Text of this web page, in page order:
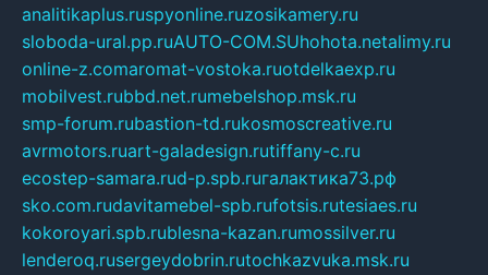
analitikaplus.ruspyonline.ruzosikamery.ru
sloboda-ural.pp.ruAUTO-COM.SUhohota.netalimy.ru
online-z.comaromat-vostoka.ruotdelkaexp.ru
mobilvest.rubbd.net.rumebelshop.msk.ru
smp-forum.rubastion-td.rukosmoscreative.ru
avrmotors.ruart-galadesign.rutiffany-c.ru
ecostep-samara.rud-p.spb.ruгалактика73.рф
sko.com.rudavitamebel-spb.rufotsis.rutesiaes.ru
kokoroyari.spb.rublesna-kazan.rumossilver.ru
lenderoq.rusergeydobrin.rutochkazvuka.msk.ru